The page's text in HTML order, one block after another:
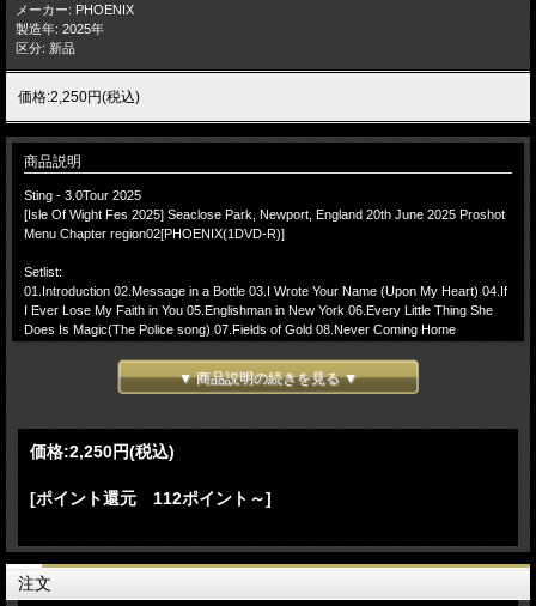
メーカー: PHOENIX
製造年: 2025年
区分: 新品
価格:2,250円(税込)
商品説明
Sting - 3.0Tour 2025
[Isle Of Wight Fes 2025] Seaclose Park, Newport, England 20th June 2025 Proshot
Menu Chapter region02[PHOENIX(1DVD-R)]
Setlist:
01.Introduction 02.Message in a Bottle 03.I Wrote Your Name (Upon My Heart) 04.If
I Ever Lose My Faith in You 05.Englishman in New York 06.Every Little Thing She
Does Is Magic(The Police song) 07.Fields of Gold 08.Never Coming Home
song) 11.Can't Stand Losing You(The Police song) 12.Shape of My Heart 13.Walking
on the Moon(The Police song) 14.So Lonely(The Police song) 15.Desert Rose
-(Encore)-
19.Roxanne(The Police song) 20.Fragile
Sting - 3.0Tour 2025 6月20日 Seaclose Park[Isle Of Wight Fes 2025]でのステージ
きやすい構成となっており各メンバー自体の緊張感やリアリティが感じられ当日披
露された楽曲も新旧のヒット曲がバランスよく構成されコンパクトながら内容の充
▼ 商品説明の続きを見る ▼
価格:2,250円(税込)
[ポイント還元 112ポイント～]
注文